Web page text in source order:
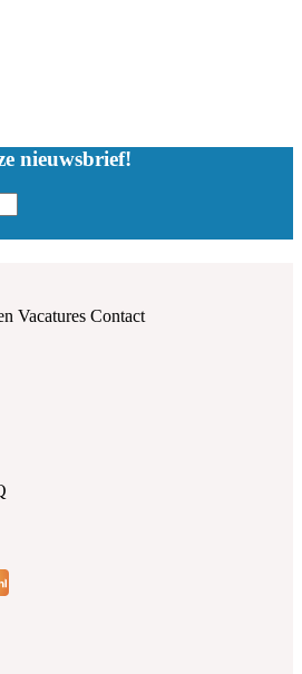
nieuwsbrief!
Vacatures Contact